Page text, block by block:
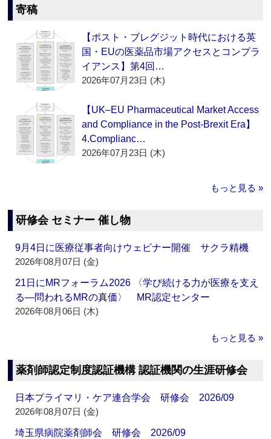
寄稿
【ポスト・ブレグジット時代における英
国・EUの医薬品市場アクセスとコンプラ
イアンス】第4回…
2026年07月23日 (木)
【UK–EU Pharmaceutical Market Access
and Compliance in the Post-Brexit Era】
4.Complianc…
2026年07月23日 (木)
もっと見る »
研修会 セミナー 催し物
9月4日に医療従事者向けウェビナー開催 サクラ精機
2026年08月07日 (金)
21日にMRフォーラム2026 〈学び続ける力が医療を支え
る―問われるMRの真価〉 MR認定センター
2026年08月06日 (木)
もっと見る »
薬剤師認定制度認証機構 認証機関の生涯研修会
日本プライマリ・ケア連合学会 研修会 2026/09
2026年08月07日 (金)
埼玉県病院薬剤師会 研修会 2026/09